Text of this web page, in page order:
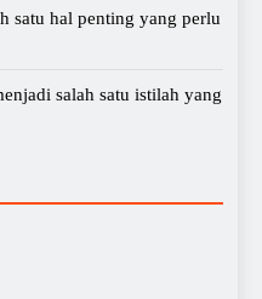
satu hal penting yang perlu
salah satu istilah yang